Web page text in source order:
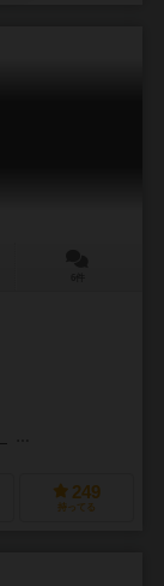
249
持ってる